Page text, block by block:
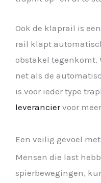
Ook de klaprail is
rail klapt
obstakel tegenkomt.
net als de
is voor ieder type
leveranciervoor
Een veilig gevoel
Mensen die last
spierbewegingen,